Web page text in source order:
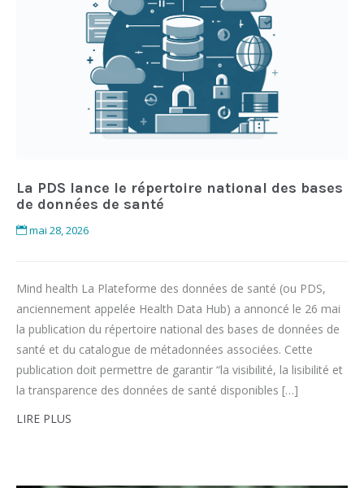
La PDS lance le répertoire national des bases
de données de santé
mai 28, 2026
Mind health La Plateforme des données de santé (ou PDS,
anciennement appelée Health Data Hub) a annoncé le 26 mai
la publication du répertoire national des bases de données de
santé et du catalogue de métadonnées associées. Cette
publication doit permettre de garantir “la visibilité, la lisibilité et
la transparence des données de santé disponibles […]
LIRE PLUS